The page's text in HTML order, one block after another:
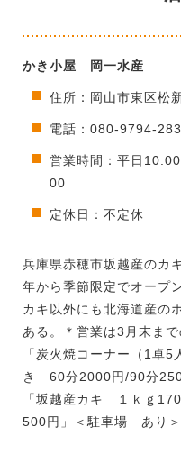
かき小屋 岡一水産
住所：岡山市東区松
電話：080-9794-
営業時間：平日
00
定休日：不定休
兵庫県赤穂市坂越産のカ
年から季節限定でオープン
カキ以外にも北海道産の
ある。＊営業は3月末まで
「炭火焼コーナー（1卓
き 60分2000円/90分
「坂越産カキ １ｋｇ
500円」＜駐車場 あり＞